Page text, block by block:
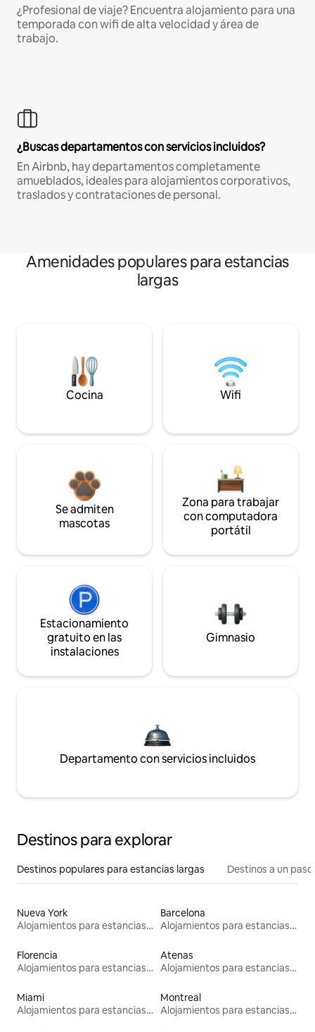
¿Profesional de viaje? Encuentra alojamiento para una
temporada con wifi de alta velocidad y área de
trabajo.
¿Buscas departamentos con servicios incluidos?
En Airbnb, hay departamentos completamente
amueblados, ideales para alojamientos corporativos,
traslados y contrataciones de personal.
Amenidades populares para estancias
largas
Cocina Wifi
Se admiten
mascotas
Zona para trabajar
con computadora
portátil
Estacionamiento
gratuito en las
instalaciones
Gimnasio
Departamento con servicios incluidos
Destinos para explorar
Destinos populares para estancias largas Destinos a un
Nueva York
Alojamientos para estancias largas
Barcelona
Alojamientos para estancias largas
Florencia
Alojamientos para estancias largas
Atenas
Alojamientos para estancias largas
Miami
Alojamientos para estancias largas
Montreal
Alojamientos para estancias largas